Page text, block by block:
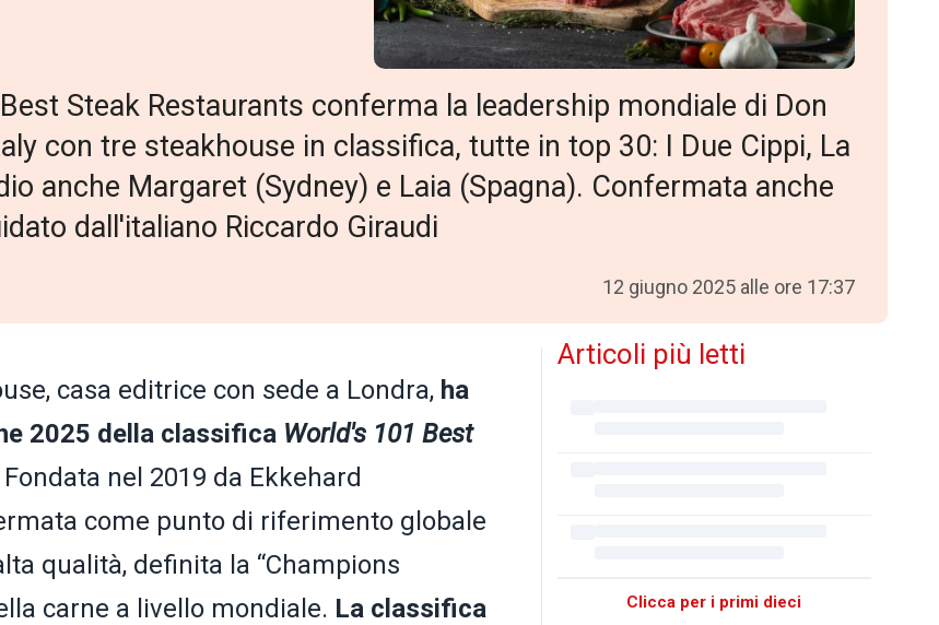
Steak Restaurants conferma la leadership mondiale di Don
con tre steakhouse in classifica, tutte in top 30: I Due Cippi, La
anche Margaret (Sydney) e Laia (Spagna). Confermata anche
dall'italiano Riccardo Giraudi
12 giugno 2025 alle ore 17:37
casa editrice con sede a Londra, ha
2025 della classifica World's 101 Best
Fondata nel 2019 da Ekkehard
come punto di riferimento globale
qualità, definita la “Champions
carne a livello mondiale. La classifica
Articoli più letti
Clicca per i primi dieci